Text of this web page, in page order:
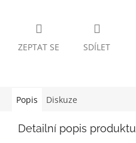
ZEPTAT SE SDÍLET
Popis Diskuze
Detailní popis produktu